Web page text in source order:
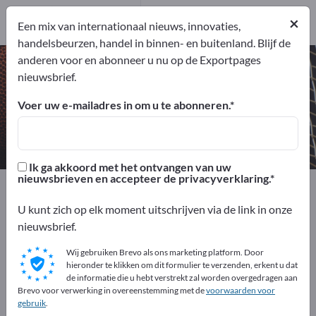
Watersportkleding – vind
1
Exportpages Sport & Recreatie
Sportkleding
Watersportkleding
Adverteer gratis op Exportpages!
Behoeften – Aanbiedingen – Gebruikte goederen –
Zakelijke contacten >> begin hier
×
Een mix van internationaal nieuws, innovaties,
handelsbeurzen, handel in binnen- en buitenland. Blijf de
anderen voor en abonneer u nu op de Exportpages
nieuwsbrief.
Voer uw e-mailadres in om u te abonneren.
Ik ga akkoord met het ontvangen van uw
nieuwsbrieven en accepteer de privacyverklaring.
U kunt zich op elk moment uitschrijven via de link in onze
nieuwsbrief.
Wij gebruiken Brevo als ons marketing platform. Door
hieronder te klikken om dit formulier te verzenden, erkent u dat
de informatie die u hebt verstrekt zal worden overgedragen aan
Brevo voor verwerking in overeenstemming met devoorwaarden voor
gebruik.